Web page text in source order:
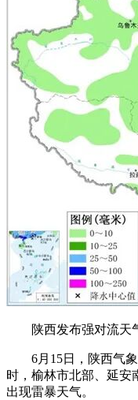
陕西发布强对流天
6月15日，陕西气
时，榆林市北部、延安
出现雷暴天气。